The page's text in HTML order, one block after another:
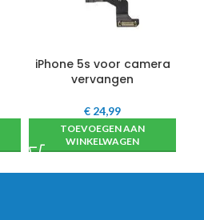
iPhone 5s voor camera
vervangen
€ 24,99
TOEVOEGEN AAN
WINKELWAGEN